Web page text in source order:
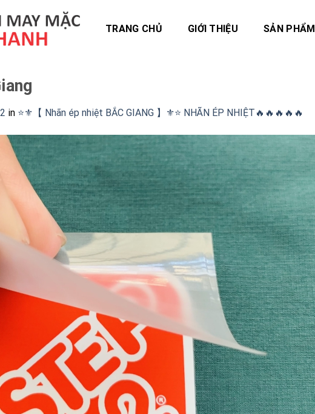
TRANG CHỦ GIỚI THIỆU SẢN PHẨM
in ⭐️⚜️【 Nhãn ép nhiệt BẮC GIANG 】⚜️⭐️ NHÃN ÉP NHIỆT🔥🔥🔥🔥🔥